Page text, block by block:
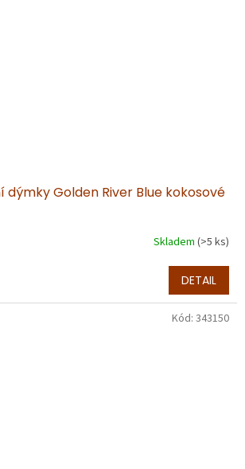
dýmky Golden River Blue kokosové
Skladem (>5 ks)
DETAIL
Kód: 343150